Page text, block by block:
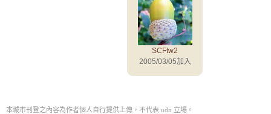
SCFtw2
2005/03/05加入
本城市刊登之內容為作者個人自行提供上傳，不代表 udn 立場。